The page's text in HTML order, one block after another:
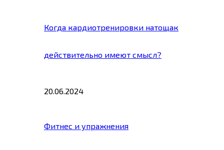
Когда кардиотренировки натощак
действительно имеют смысл?
20.06.2024
Фитнес и упражнения